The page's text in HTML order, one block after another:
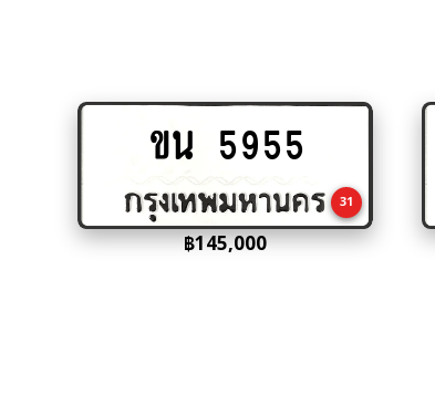
Add
to
ขน 5955
31
฿145,000